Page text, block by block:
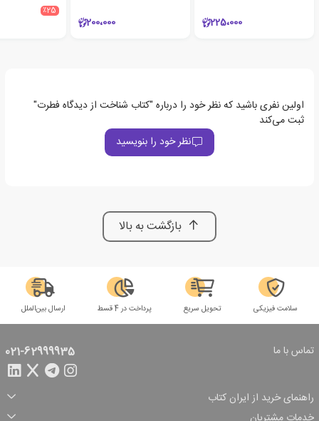
225،000 200،000
٪25
اولین نفری باشید که نظر خود را درباره "کتاب شناخت از دیدگاه فطرت"
ثبت می‌کند
نظر خود را بنویسید
بازگشت به بالا
سلامت فیزیکی تحویل سریع پرداخت در 4 قسط ارسال بین‌الملل
تماس با ما 021-62999935
راهنمای خرید از ایران کتاب